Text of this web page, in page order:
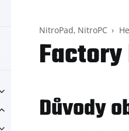
Toggle navigation of Nitrokeys
Toggle navigation of NitroPad,
NitroPad, NitroPC
Důvody